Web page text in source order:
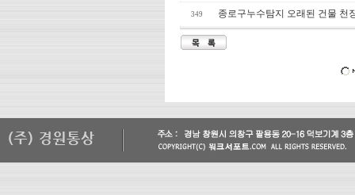
349 종로구누수탐지 오래된 건물 천